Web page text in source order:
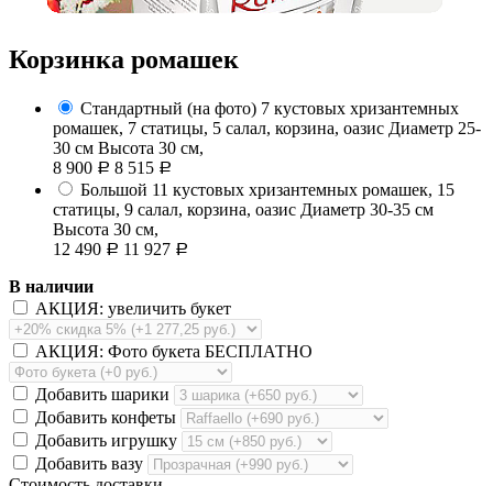
Корзинка ромашек
Стандартный (на фото) 7 кустовых хризантемных
ромашек, 7 статицы, 5 салал, корзина, оазис Диаметр 25-
30 см Высота 30 см,
8 900 Р 8 515 Р
Большой 11 кустовых хризантемных ромашек, 15
статицы, 9 салал, корзина, оазис Диаметр 30-35 см
Высота 30 см,
12 490 Р 11 927 Р
В наличии
АКЦИЯ: увеличить букет
АКЦИЯ: Фото букета БЕСПЛАТНО
Добавить шарики
Добавить конфеты
Добавить игрушку
Добавить вазу